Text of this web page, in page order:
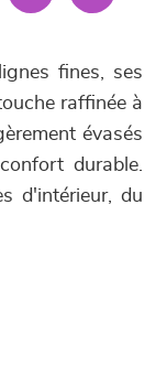
fines, ses
raffinée à
évasés
durable.
d'intérieur, du